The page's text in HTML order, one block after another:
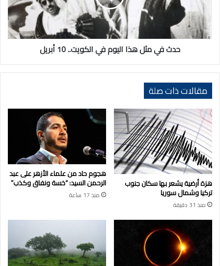
في
الكويت..
10
أبريل
حدث في مثل هذا اليوم في الكويت.. 10 أبريل
مقالات ذات صلة
هزة أرضية يشعر بها سكان جنوب
تركيا وشمال سوريا
منذ 31 دقيقة
هجوم حاد من علماء الأزهر على عبد
الرحمن السيد: “خسة ونفاق وكذب”
منذ 17 ساعة